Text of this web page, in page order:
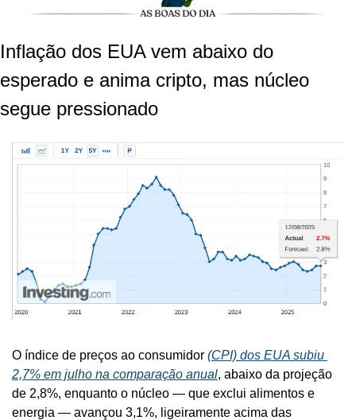
Inflação dos EUA vem abaixo do
esperado e anima cripto, mas núcleo
segue pressionado
O índice de preços ao consumidor (CPI) dos EUA subiu
2,7% em julho na comparação anual, abaixo da projeção
de 2,8%, enquanto o núcleo — que exclui alimentos e
energia — avançou 3,1%, ligeiramente acima das